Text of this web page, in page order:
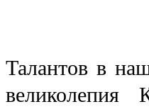
Талантов в